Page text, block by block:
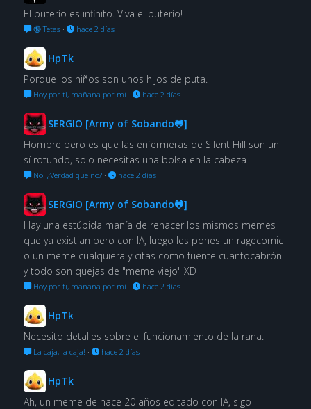
El puterío es infinito. Viva el puterío!
🔞 Tetas· hace 2 días
HpTk
Porque los niños son unos hijos de puta.
Hoy por ti, mañana por mí· hace 2 días
SERGIO [Army of Sobando🐸]
Hombre pero es que las enfermeras de Silent Hill son un
sí rotundo, solo necesitas una bolsa en la cabeza
No. ¿Verdad que no?· hace 2 días
SERGIO [Army of Sobando🐸]
Hay una estúpida manía de rehacer los mismos memes
que ya existian pero con IA, luego les pones un ragecomic
o un meme cualquiera y citas como fuente cuantocabrón
y todo son quejas de "meme viejo" XD
Hoy por ti, mañana por mí· hace 2 días
HpTk
Necesito detalles sobre el funcionamiento de la rana.
La caja, la caja! · hace 2 días
HpTk
Ah, un meme de hace 20 años editado con IA, sigo